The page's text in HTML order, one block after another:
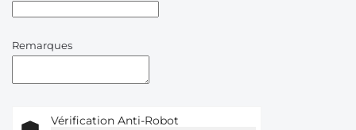
Remarques
Vérification Anti-Robot